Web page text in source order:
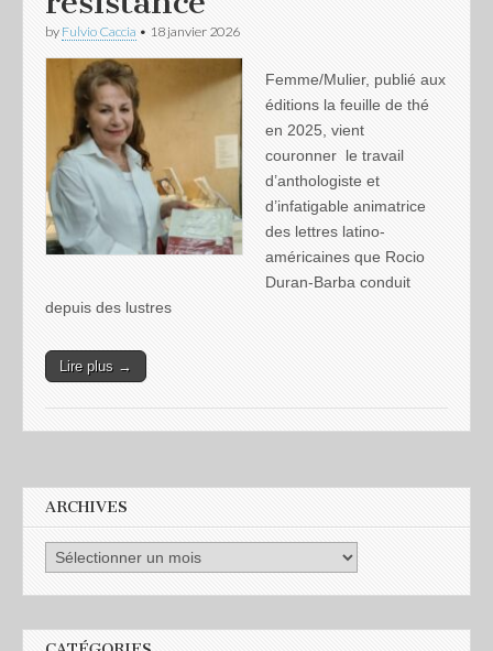
by Fulvio Caccia • 18 janvier 2026
Femme/Mulier, publié aux
éditions la feuille de thé
en 2025, vient
couronner le travail
d’anthologiste et
d’infatigable animatrice
des lettres latino-
américaines que Rocio
Duran-Barba conduit
depuis des lustres
Lire plus →
ARCHIVES